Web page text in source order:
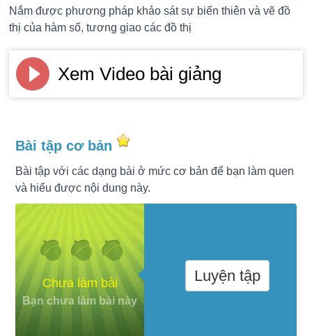
Nắm được phương pháp khảo sát sự biến thiên và vẽ đồ
thị của hàm số, tương giao các đồ thị
Xem Video bài giảng
Bài tập cơ bản
Bài tập với các dạng bài ở mức cơ bản để bạn làm quen
và hiểu được nội dung này.
Chưa làm bài
Bạn chưa làm bài này
Luyện tập